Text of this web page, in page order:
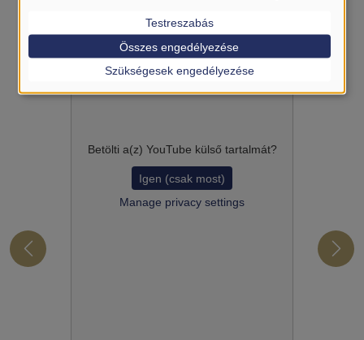
Betölti a(z) YouTube külső tartalmát?
Igen (csak most)
Manage privacy settings
Testreszabás
Szükségesek engedélyezése
Összes engedélyezése